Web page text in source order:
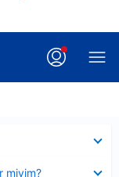
miyim?